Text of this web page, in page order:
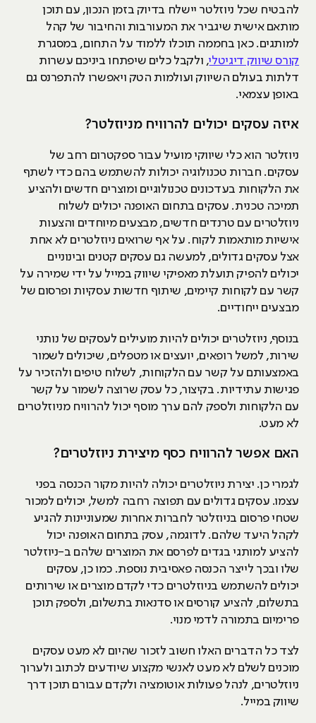
להבטיח שכל ניוזלטר יישלח בדיוק בזמן הנכון, עם תוכן
מותאם אישית שיגביר את המעורבות והחיבור של קהל
למותגים. כאן בחממה תוכלו ללמוד על התחום, במסגרת
קורס שיווק דיגיטלי, ולקבל כלים שיפתחו ביניכם עשרות
דלתות בעולם השיווק ועולמות הטק ויאפשרו להתפרנס גם
באופן עצמאי.
איזה עסקים יכולים להרוויח מניוזלטר?
ניוזלטר הוא כלי שיווקי מועיל עבור ספקטרום רחב של
עסקים. חברות טכנולוגיה יכולות להשתמש בהם כדי לשתף
את הלקוחות בעדכונים טכנולוגיים ומוצרים חדשים ולהציע
תמיכה טכנית. עסקים בתחום האופנה יכולים לשלוח
ניוזלטרים עם טרנדים חדשים, מבצעים מיוחדים והצעות
אישיות מותאמות לקוח. על אף שרואים ניוזלטרים לא אחת
אצל עסקים גדולים, למעשה גם עסקים קטנים ובינוניים
יכולים להפיק תועלת מאפיקי שיווק במייל על ידי שמירה על
קשר עם לקוחות קיימים, שיתוף חדשות עסקיות ופרסום של
מבצעים ייחודיים.
בנוסף, ניוזלטרים יכולים להיות מועילים לעסקים של נותני
שירות, למשל רופאים, יועצים או מטפלים, שיכולים לשמור
באמצעותם על קשר עם הלקוחות, לשלוח טיפים ולהזכיר על
פגישות עתידיות. בקיצור, כל עסק שרוצה לשמור על קשר
עם הלקוחות ולספק להם ערך מוסף יכול להרוויח מניוזלטרים
לא מעט.
האם אפשר להרוויח כסף מיצירת ניוזלטרים?
לגמרי כן. יצירת ניוזלטרים יכולה להיות מקור הכנסה בפני
עצמו. עסקים גדולים עם תפוצה רחבה למשל, יכולים למכור
שטחי פרסום בניוזלטר לחברות אחרות שמעוניינות להגיע
לקהל היעד שלהם. לדוגמה, עסק בתחום האופנה יכול
להציע למותגי בגדים לפרסם את המוצרים שלהם ב-ניוזלטר
שלו ובכך לייצר הכנסה פאסיבית נוספת. כמו כן, עסקים
יכולים להשתמש בניוזלטרים כדי לקדם מוצרים או שירותים
בתשלום, להציע קורסים או סדנאות בתשלום, ולספק תוכן
פרימיום בתמורה לדמי מנוי.
לצד כל הדברים האלו חשוב לזכור שהיום לא מעט עסקים
מוכנים לשלם לא מעט לאנשי מקצוע שיודעים לכתוב ולערוך
ניוזלטרים, לנהל פעולות אוטומציה ולקדם עבורם תוכן דרך
שיווק במייל.